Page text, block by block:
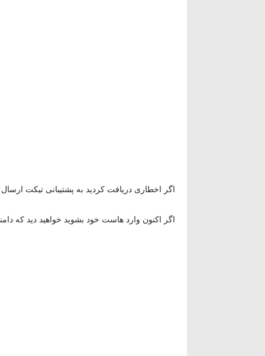
اگر اخطاری دریافت کردید به پشتیبانی تیکت ارسال
اگر اکنون وارد هاست خود بشوید خواهید دید که